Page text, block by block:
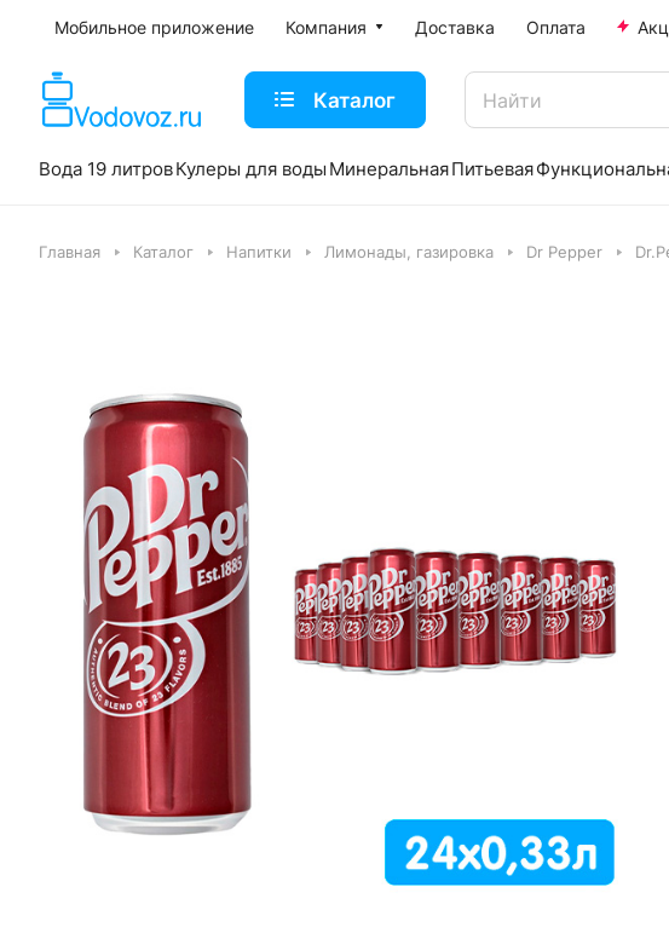
Мобильное приложение Компания Доставка Оплата
Каталог
Вода 19 литровКулеры для воды МинеральнаяПитьевая
Главная Каталог Напитки Лимонады, газировка Dr Pepper